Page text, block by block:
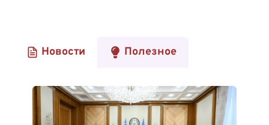
Новости Полезное